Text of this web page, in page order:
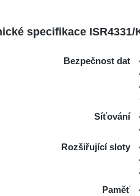
specifikace ISR4331/
Bezpečnost dat
Síťování
Rozšiřující sloty
Paměť